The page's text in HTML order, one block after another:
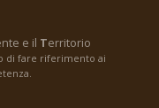
e il Territorio
di fare riferimento ai